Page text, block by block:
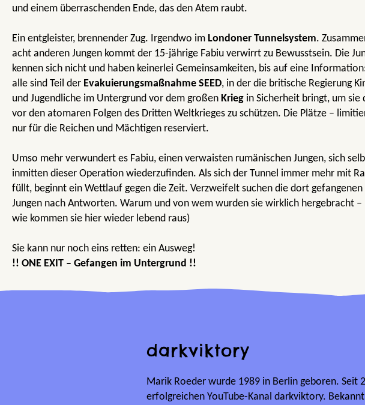
und einem überraschenden Ende, das den Atem raubt.
Ein entgleister, brennender Zug. Irgendwo im Londoner Tunnelsystem.
acht anderen Jungen kommt der 15-jährige Fabiu verwirrt zu Bewusstsein. Die
kennen sich nicht und haben keinerlei Gemeinsamkeiten, bis auf eine
alle sind Teil der Evakuierungsmaßnahme SEED, in der die britische Regierung
und Jugendliche im Untergrund vor dem großen Krieg in Sicherheit bringt, um sie
vor den atomaren Folgen des Dritten Weltkrieges zu schützen. Die Plätze –
nur für die Reichen und Mächtigen reserviert.
Umso mehr verwundert es Fabiu, einen verwaisten rumänischen Jungen, sich
inmitten dieser Operation wiederzufinden. Als sich der Tunnel immer mehr mit
füllt, beginnt ein Wettlauf gegen die Zeit. Verzweifelt suchen die dort gefangenen
Jungen nach Antworten. Warum und von wem wurden sie wirklich hergebracht –
wie kommen sie hier wieder lebend raus)
Sie kann nur noch eins retten: ein Ausweg!
!! ONE EXIT – Gefangen im Untergrund !!
darkviktory
Marik Roeder wurde 1989 in Berlin geboren. Seit
erfolgreichen YouTube-Kanal darkviktory.